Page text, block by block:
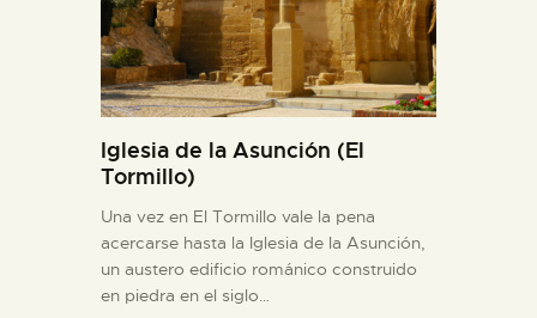
Iglesia de la Asunción (El
Tormillo)
Una vez en El Tormillo vale la pena
acercarse hasta la Iglesia de la Asunción,
un austero edificio románico construido
en piedra en el siglo…